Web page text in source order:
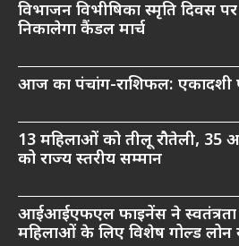
विभाजन विभीषिका स्मृति दिवस
निकालेगा कैंडल मार्च
आज का पंचांग-राशिफल: एकादशी
13 महिलाओं को तीलू रौतेली, 35
को राज्य स्तरीय सम्मान
आईआईएफएल फाइनेंस ने
महिलाओं के लिए विशेष गोल्ड लोन